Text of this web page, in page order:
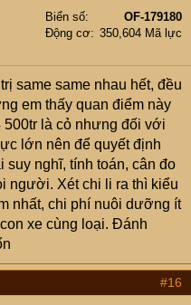
Biển số
OF-179180
Động cơ
350,604 Mã lực
same same nhau hết, đều
em thấy quan điểm này
là cỏ nhưng đối với
lớn nên để quyết định
suy nghĩ, tính toán, cân đo
người. Xét chi li ra thì kiểu
nhất, chi phí nuôi dưỡng ít
xe cùng loại. Đánh
#16